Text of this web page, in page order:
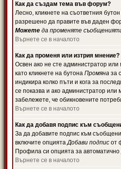
Как да създам тема във форум?
Лесно, кликнете на съответния
разрешено да правите във даден
Можете да променяте
Върнете се в началото
Как да променя или изтрия мнение?
Освен ако не сте администратор
като кликнете на бутона Промяна за
индикира колко пъти и кога за
се показва и ако администратор
забележете, че обикновените
Върнете се в началото
Как да добавя подпис към
За да добавите подпис към
включите опциятаДобави подпис от
Профила си опцията за
Върнете се в началото